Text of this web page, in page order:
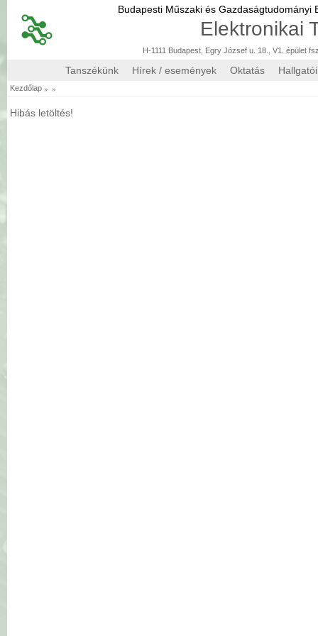
Budapesti Műszaki és Gazdaságtudományi
Elektronikai
H-1111 Budapest, Egry József u. 18., V1. épület
Tanszékünk Hírek / események Oktatás
Kezdőlap » »
Hibás letöltés!